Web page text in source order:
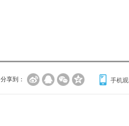
分享到： 手机